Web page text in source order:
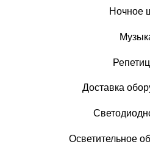
Ночное
Доставка
Осветительное